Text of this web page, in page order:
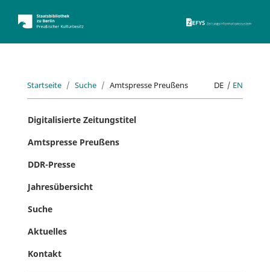
Startseite Suche Amtspresse Preußens DE | EN
Digitalisierte Zeitungstitel
Amtspresse Preußens
DDR-Presse
Jahresübersicht
Suche
Aktuelles
Kontakt